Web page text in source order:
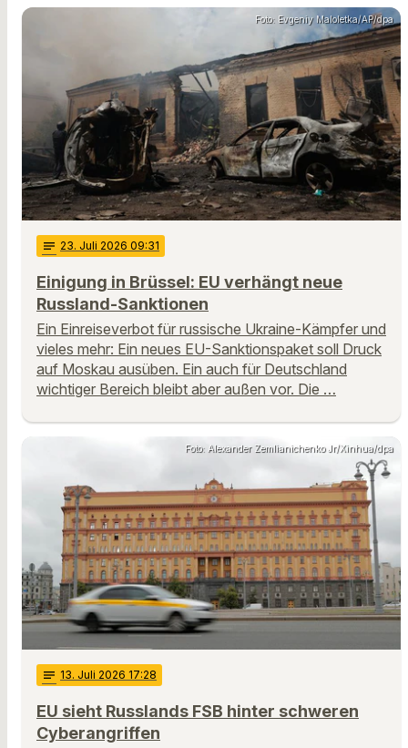
Foto: Evgeniy Maloletka/AP/dpa
notes 23. Juli 2026 09:31
Einigung in Brüssel: EU verhängt neue
Russland-Sanktionen
Ein Einreiseverbot für russische Ukraine-Kämpfer und
vieles mehr: Ein neues EU-Sanktionspaket soll Druck
auf Moskau ausüben. Ein auch für Deutschland
wichtiger Bereich bleibt aber außen vor. Die …
Foto: Alexander Zemlianichenko Jr/Xinhua/dpa
notes 13. Juli 2026 17:28
EU sieht Russlands FSB hinter schweren
Cyberangriffen